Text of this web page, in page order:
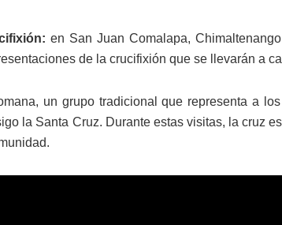
en San Juan Comalapa,
de la crucifixión que se llevarán a
un grupo tradicional que representa a
la Santa Cruz. Durante estas visitas, la cruz